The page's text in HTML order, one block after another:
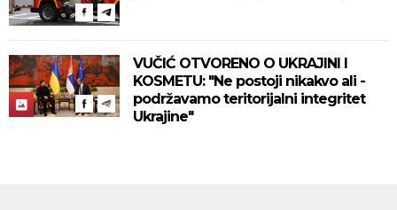
VUČIĆ OTVORENO O UKRAJINI I
KOSMETU: "Ne postoji nikakvo ali -
podržavamo teritorijalni integritet
Ukrajine"